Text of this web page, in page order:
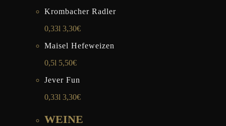
Krombacher Radler
0,33l 3,30€
Maisel Hefeweizen
0,5l 5,50€
Jever Fun
0,33l 3,30€
WEINE